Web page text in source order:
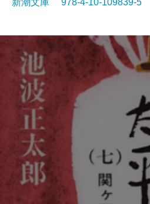
新潮文庫 978-4-10-109839-